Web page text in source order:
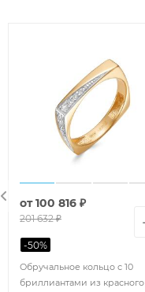
Обручальное кольцо с 10
бриллиантами из красного
от100 816 ₽
201 632 ₽
-50%